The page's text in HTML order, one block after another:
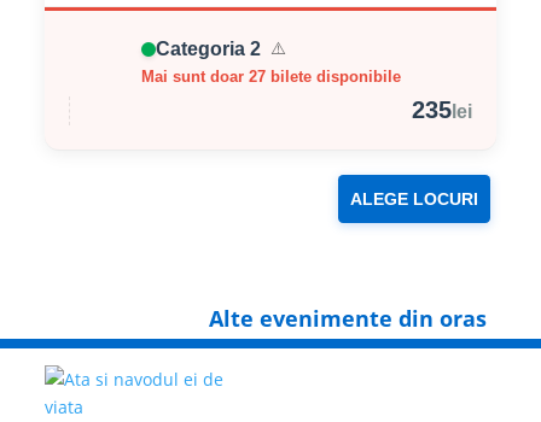
Categoria 2 ⚠️
Mai sunt doar 27 bilete disponibile
235lei
ALEGE LOCURI
Alte evenimente din oras